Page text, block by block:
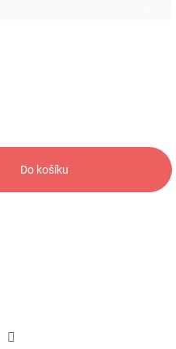
Do košíku